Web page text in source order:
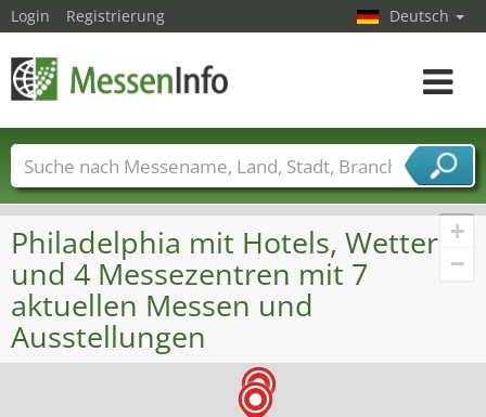
+
−
Philadelphia mit Hotels, Wetter
und 4 Messezentren mit 7
aktuellen Messen und
Ausstellungen
Login Registrierung Deutsch
Toggle
Messenamen Länder Städte
Branchen
Dienstleisterbranchen